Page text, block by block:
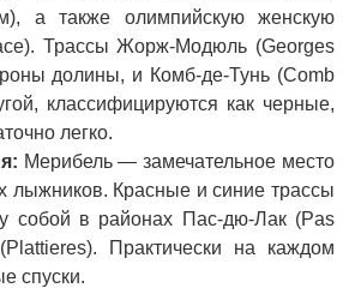
а также олимпийскую женскую
Трассы Жорж-Модюль (Georges
долины, и Комб-де-Тунь (Comb
классифицируются как черные,
легко.
Мерибель — замечательное место
лыжников. Красные и синие трассы
собой в районах Пас-дю-Лак (Pas
Практически на каждом
спуски.